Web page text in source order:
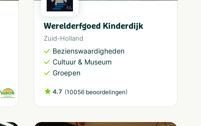
Werelderfgoed Kinderdijk
Zuid-Holland
Bezienswaardigheden
Cultuur & Museum
Groepen
4.7 (10056 beoordelingen)